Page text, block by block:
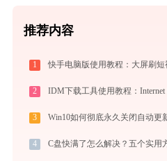
推荐内容
1
2
3
4 C盘快满了怎么解决？五个实用